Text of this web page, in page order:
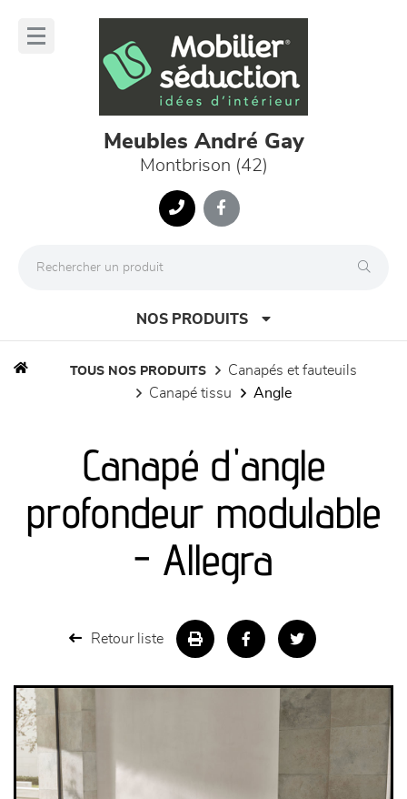
Meubles André Gay
Montbrison (42)
NOS PRODUITS
meubles de complément
chambres et dressing
TOUS NOS PRODUITS
canapés et fauteuils
canapé tissu
angle
Canapé d'angle
profondeur modulable
- Allegra
Retour liste